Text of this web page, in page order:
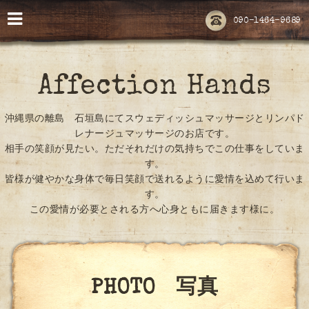
090-1464-9689
Affection Hands
沖縄県の離島 石垣島にてスウェディッシュマッサージとリンパド
レナージュマッサージのお店です。
相手の笑顔が見たい。ただそれだけの気持ちでこの仕事をしていま
す。
皆様が健やかな身体で毎日笑顔で送れるように愛情を込めて行いま
す。
この愛情が必要とされる方へ心身ともに届きます様に。
PHOTO 写真